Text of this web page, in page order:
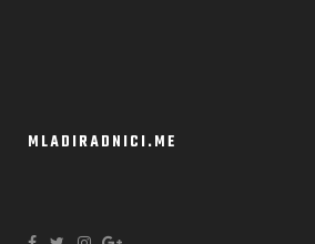
MLADIRADNICI.ME